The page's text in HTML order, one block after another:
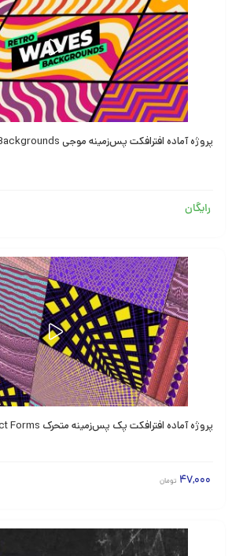
پروژه آماده افترافکت پس‌زمینه موجی Waves Backgrounds
رایگان
پروژه آماده افترافکت پک پس‌زمینه متحرک Colorful Abstract Forms
47,000 تومان